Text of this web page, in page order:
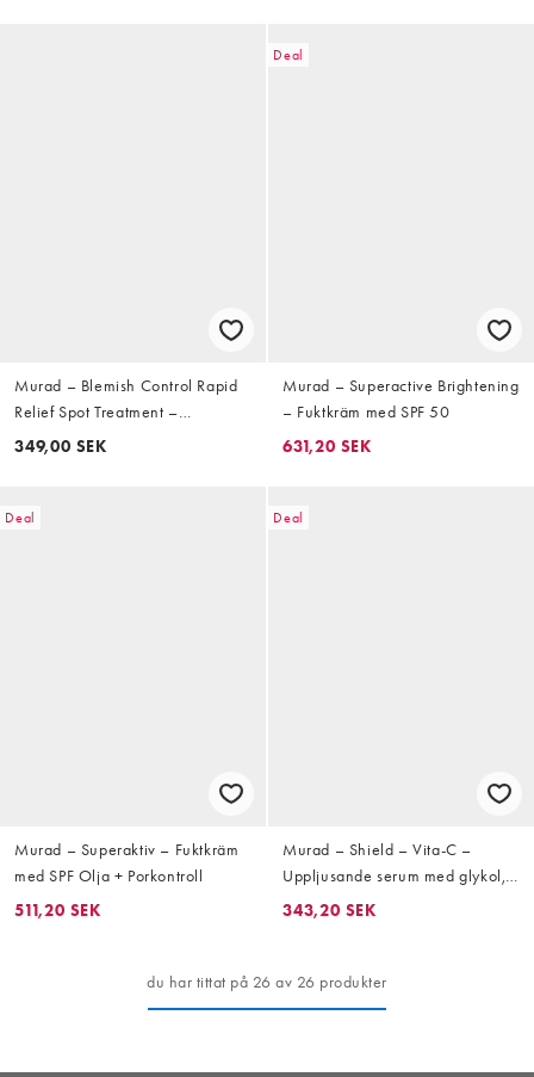
Murad – Blemish Control Rapid
Relief Spot Treatment –
Ansiktsbehandling mot blemmor
349,00 SEK
Deal
Murad – Superactive Brightening
– Fuktkräm med SPF 50
631,20 SEK
Deal
Murad – Superaktiv – Fuktkräm
med SPF Olja + Porkontroll
511,20 SEK
Deal
Murad – Shield – Vita-C –
Uppljusande serum med glykol,
10ml
343,20 SEK
du har tittat på 26 av 26 produkter